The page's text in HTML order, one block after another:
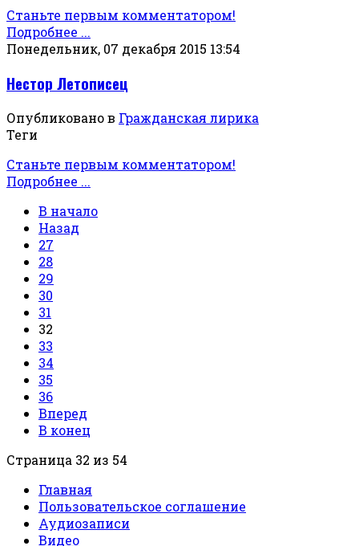
Станьте первым комментатором!
Подробнее ...
Понедельник, 07 декабря 2015 13:54
Нестор Летописец
Опубликовано в Гражданская лирика
Теги
Станьте первым комментатором!
Подробнее ...
В начало
Назад
27
28
29
30
31
32
33
34
35
36
Вперед
В конец
Страница 32 из 54
Главная
Пользовательское соглашение
Аудиозаписи
Видео